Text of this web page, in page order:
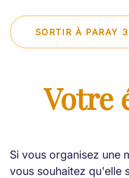
SORTIR À PARAY
Votre
Si vous organisez une
vous souhaitez qu'elle